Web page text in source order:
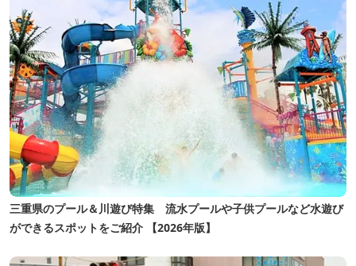
三重県のプール＆川遊び特集 流水プールや子供プールなど水遊び
ができるスポットをご紹介 【2026年版】